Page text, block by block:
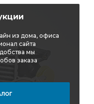
из дома, офиса
сайта
мы
заказа